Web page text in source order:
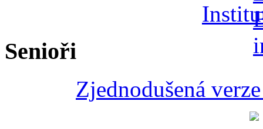
Senioři
Zjednodušená